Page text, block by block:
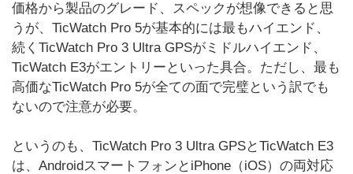
価格から製品のグレード、スペックが想像できると思
うが、TicWatch Pro 5が基本的には最もハイエンド、
続くTicWatch Pro 3 Ultra GPSがミドルハイエンド、
TicWatch E3がエントリーといった具合。ただし、最も
高価なTicWatch Pro 5が全ての面で完璧という訳でも
ないので注意が必要。
というのも、TicWatch Pro 3 Ultra GPSとTicWatch E3
は、AndroidスマートフォンとiPhone（iOS）の両対応